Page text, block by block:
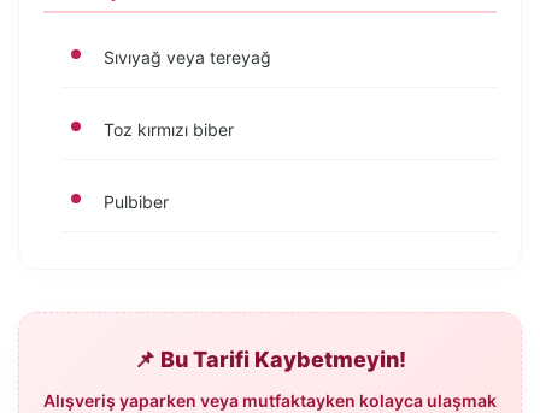
Sıvıyağ veya tereyağ
Toz kırmızı biber
Pulbiber
📌 Bu Tarifi Kaybetmeyin!
Alışveriş yaparken veya mutfaktayken kolayca ulaşmak